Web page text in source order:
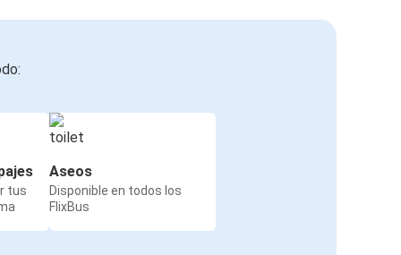
tus
Aseos
Disponible en todos los
FlixBus